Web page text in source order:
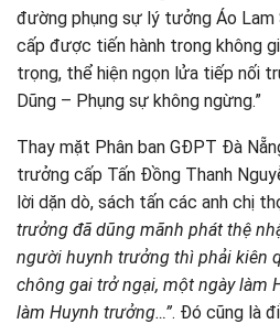
đường phụng sự lý tưởng Áo
cấp được tiến hành trong không
trọng, thể hiện ngọn lửa tiếp nối
Dũng – Phụng sự không ngừng.”
Thay mặt Phân ban GĐPT Đà
trưởng cấp Tấn Đồng Thanh
lời dặn dò, sách tấn các anh chị
trưởng đã dũng mãnh phát thệ
người huynh trưởng thì phải kiên
chông gai trở ngại, một ngày làm
làm Huynh trưởng…”. Đó cũng là